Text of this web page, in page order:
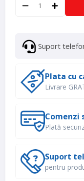
Suport
Plata cu
Livrare
Comenzi
Plată
Suport
pentru